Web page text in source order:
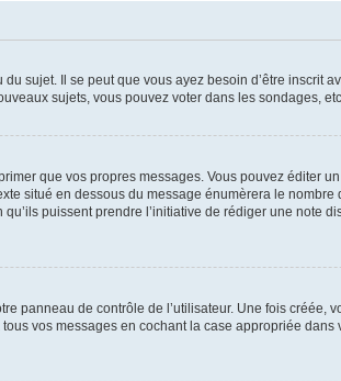
sujet. Il se peut que vous ayez besoin d’être inscrit
sujets, vous pouvez voter dans les sondages,
que vos propres messages. Vous pouvez éditer
situé en dessous du message énumèrera le nombre
puissent prendre l’initiative de rédiger une
panneau de contrôle de l’utilisateur. Une fois créée,
vos messages en cochant la case appropriée